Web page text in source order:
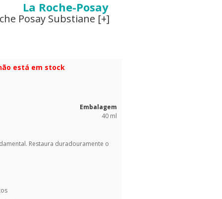
La Roche-Posay
Posay Substiane [+]
está em stock
Embalagem
40 ml
Restaura duradouramente o